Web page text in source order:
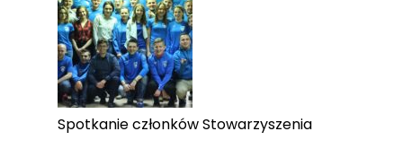
Spotkanie członków Stowarzyszenia